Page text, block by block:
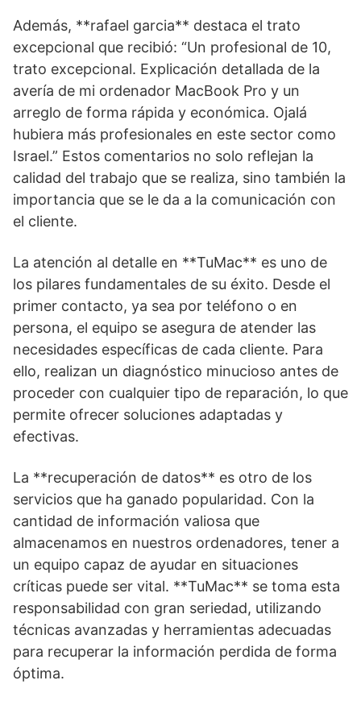
Además, **rafael garcia** destaca el trato
excepcional que recibió: “Un profesional de 10,
trato excepcional. Explicación detallada de la
avería de mi ordenador MacBook Pro y un
arreglo de forma rápida y económica. Ojalá
hubiera más profesionales en este sector como
Israel.” Estos comentarios no solo reflejan la
calidad del trabajo que se realiza, sino también la
importancia que se le da a la comunicación con
el cliente.
La atención al detalle en **TuMac** es uno de
los pilares fundamentales de su éxito. Desde el
primer contacto, ya sea por teléfono o en
persona, el equipo se asegura de atender las
necesidades específicas de cada cliente. Para
ello, realizan un diagnóstico minucioso antes de
proceder con cualquier tipo de reparación, lo que
permite ofrecer soluciones adaptadas y
efectivas.
La **recuperación de datos** es otro de los
servicios que ha ganado popularidad. Con la
cantidad de información valiosa que
almacenamos en nuestros ordenadores, tener a
un equipo capaz de ayudar en situaciones
críticas puede ser vital. **TuMac** se toma esta
responsabilidad con gran seriedad, utilizando
técnicas avanzadas y herramientas adecuadas
para recuperar la información perdida de forma
óptima.